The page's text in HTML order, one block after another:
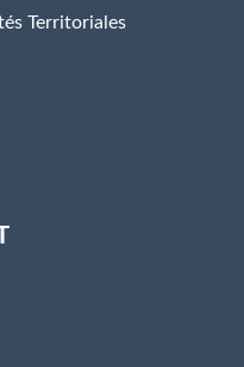
Territoriales